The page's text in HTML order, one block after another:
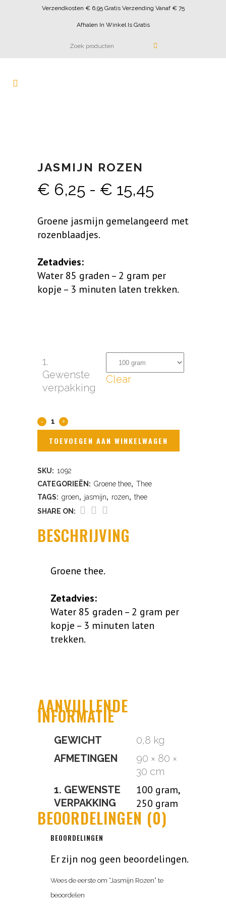
Verzendkosten € 6,95 Gratis Verzending Vanaf € 75
Afhalen In Winkel Is Gratis
JASMIJN ROZEN
€ 6,25 - € 15,45
Groene jasmijn gemelangeerd met
rozenblaadjes.
Zetadvies:
Water 85 graden – 2 gram per
kopje – 3 minuten laten trekken.
1.
Gewenste
verpakking
Clear
Jasmijn
Rozen
TOEVOEGEN AAN WINKELWAGEN
SKU: 1092
CATEGORIEËN: Groene thee, Thee
TAGS: groen, jasmijn, rozen, thee
SHARE ON:
BESCHRIJVING
Groene thee.
Zetadvies:
Water 85 graden – 2 gram per
kopje – 3 minuten laten
trekken.
AANVULLENDE
INFORMATIE
GEWICHT
0,8 kg
AFMETINGEN
90 × 80 ×
30 cm
1. GEWENSTE
VERPAKKING
100 gram,
250 gram
BEOORDELINGEN (0)
BEOORDELINGEN
Er zijn nog geen beoordelingen.
Wees de eerste om “Jasmijn Rozen” te
beoordelen